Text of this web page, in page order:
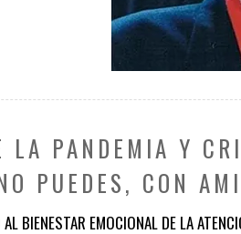
LA PANDEMIA Y
PUEDES, CON
BIENESTAR EMOCIONAL DE LA